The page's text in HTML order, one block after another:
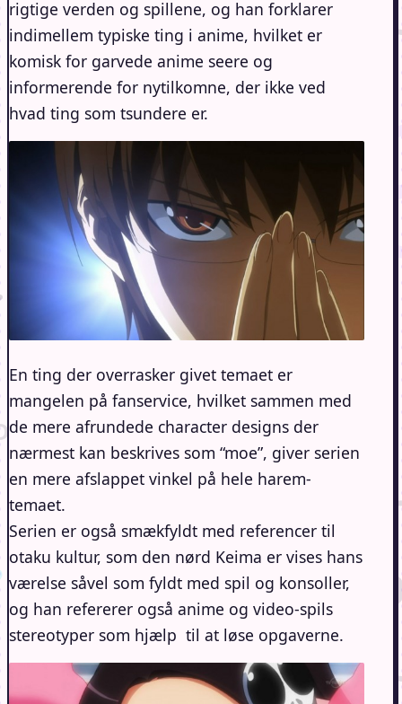
rigtige verden og spillene, og han forklarer
indimellem typiske ting i anime, hvilket er
komisk for garvede anime seere og
informerende for nytilkomne, der ikke ved
hvad ting som tsundere er.
En ting der overrasker givet temaet er
mangelen på fanservice, hvilket sammen med
de mere afrundede character designs der
nærmest kan beskrives som “moe”, giver serien
en mere afslappet vinkel på hele harem-
temaet.
Serien er også smækfyldt med referencer til
otaku kultur, som den nørd Keima er vises hans
værelse såvel som fyldt med spil og konsoller,
og han refererer også anime og video-spils
stereotyper som hjælp til at løse opgaverne.